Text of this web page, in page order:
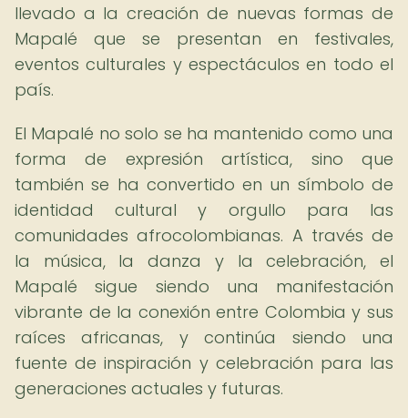
llevado a la creación de nuevas formas de
Mapalé que se presentan en festivales,
eventos culturales y espectáculos en todo el
país.
El Mapalé no solo se ha mantenido como una
forma de expresión artística, sino que
también se ha convertido en un símbolo de
identidad cultural y orgullo para las
comunidades afrocolombianas. A través de
la música, la danza y la celebración, el
Mapalé sigue siendo una manifestación
vibrante de la conexión entre Colombia y sus
raíces africanas, y continúa siendo una
fuente de inspiración y celebración para las
generaciones actuales y futuras.